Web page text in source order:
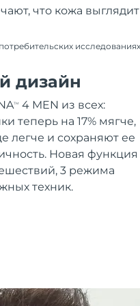
что кожа выглядит
исследованиях
дизайн
TM
4 MEN из всех:
теперь на 17% мягче,
легче и сохраняют ее
Новая функция
3 режима
техник.